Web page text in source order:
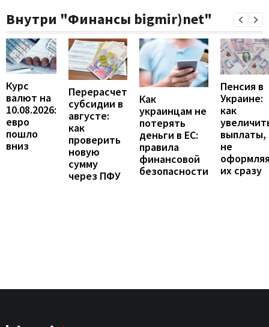
Внутри "Финансы bigmir)net"
Курс
валют на
10.08.2026:
евро
пошло
вниз
Перерасчет
субсидии в
августе:
как
проверить
новую
сумму
через ПФУ
Как
украинцам не
потерять
деньги в ЕС:
правила
финансовой
безопасности
Пенсия в
Украине:
как
выплаты,
не
их сразу